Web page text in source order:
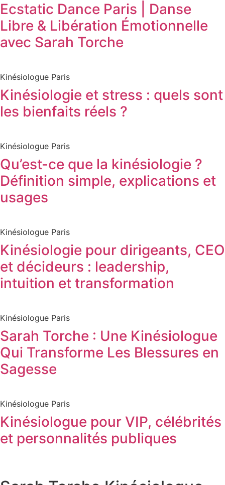
Ecstatic Dance Paris | Danse
Libre & Libération Émotionnelle
avec Sarah Torche
Kinésiologue Paris
Kinésiologie et stress : quels sont
les bienfaits réels ?
Kinésiologue Paris
Qu’est-ce que la kinésiologie ?
Définition simple, explications et
usages
Kinésiologue Paris
Kinésiologie pour dirigeants, CEO
et décideurs : leadership,
intuition et transformation
Kinésiologue Paris
Sarah Torche : Une Kinésiologue
Qui Transforme Les Blessures en
Sagesse
Kinésiologue Paris
Kinésiologue pour VIP, célébrités
et personnalités publiques